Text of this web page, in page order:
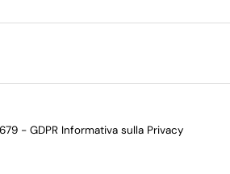
- GDPR Informativa sulla Privacy